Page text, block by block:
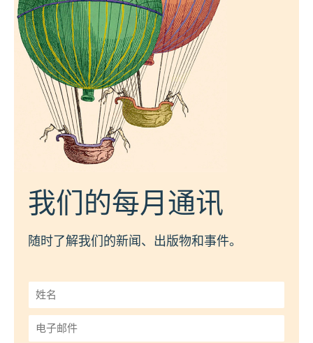
我们的每月通讯
随时了解我们的新闻、出版物和事件。
姓
名
*
子